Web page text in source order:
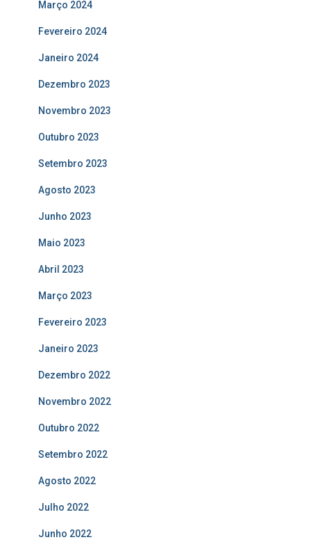
Março 2024
Fevereiro 2024
Janeiro 2024
Dezembro 2023
Novembro 2023
Outubro 2023
Setembro 2023
Agosto 2023
Junho 2023
Maio 2023
Abril 2023
Março 2023
Fevereiro 2023
Janeiro 2023
Dezembro 2022
Novembro 2022
Outubro 2022
Setembro 2022
Agosto 2022
Julho 2022
Junho 2022